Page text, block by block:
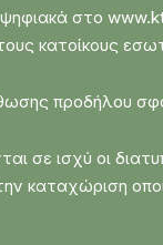
στο
κατοίκους
προδήλου
σε ισχύ οι
καταχώριση